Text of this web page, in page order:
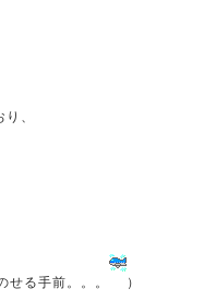
、
せる手前。。。 ）